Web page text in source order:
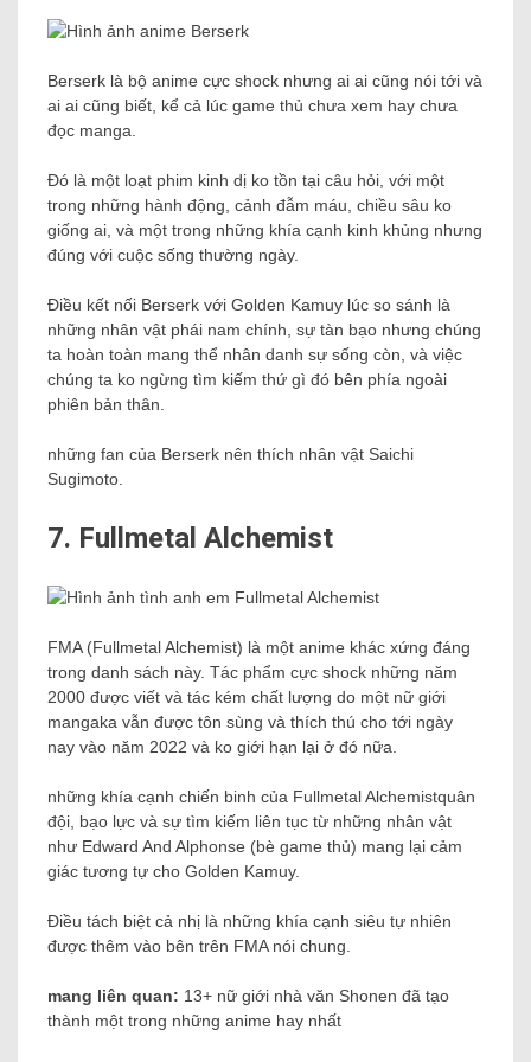
Berserk là bộ anime cực shock nhưng ai ai cũng nói tới và
ai ai cũng biết, kể cả lúc game thủ chưa xem hay chưa
đọc manga.
Đó là một loạt phim kinh dị ko tồn tại câu hỏi, với một
trong những hành động, cảnh đẫm máu, chiều sâu ko
giống ai, và một trong những khía cạnh kinh khủng nhưng
đúng với cuộc sống thường ngày.
Điều kết nối Berserk với Golden Kamuy lúc so sánh là
những nhân vật phái nam chính, sự tàn bạo nhưng chúng
ta hoàn toàn mang thể nhân danh sự sống còn, và việc
chúng ta ko ngừng tìm kiếm thứ gì đó bên phía ngoài
phiên bản thân.
những fan của Berserk nên thích nhân vật Saichi
Sugimoto.
7. Fullmetal Alchemist
FMA (Fullmetal Alchemist) là một anime khác xứng đáng
trong danh sách này. Tác phẩm cực shock những năm
2000 được viết và tác kém chất lượng do một nữ giới
mangaka vẫn được tôn sùng và thích thú cho tới ngày
nay vào năm 2022 và ko giới hạn lại ở đó nữa.
những khía cạnh chiến binh của Fullmetal Alchemistquân
đội, bạo lực và sự tìm kiếm liên tục từ những nhân vật
như Edward And Alphonse (bè game thủ) mang lại cảm
giác tương tự cho Golden Kamuy.
Điều tách biệt cả nhị là những khía cạnh siêu tự nhiên
được thêm vào bên trên FMA nói chung.
mang liên quan: 13+ nữ giới nhà văn Shonen đã tạo
thành một trong những anime hay nhất